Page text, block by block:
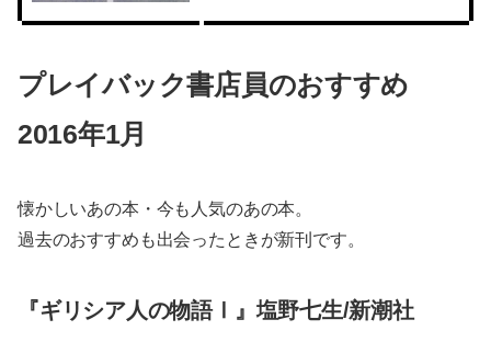
プレイバック書店員のおすすめ
2016年1月
懐かしいあの本・今も人気のあの本。
過去のおすすめも出会ったときが新刊です。
『ギリシア人の物語Ⅰ』塩野七生/新潮社